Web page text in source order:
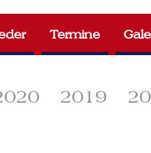
2019
Termine